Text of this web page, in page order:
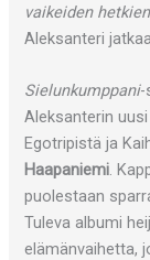
vaikeiden
Aleksanteri
Sielunkumppani-
Aleksanterin
Egotripistä ja
Haapaniemi.
puolestaan
Tuleva albumi
elämänvaihetta,